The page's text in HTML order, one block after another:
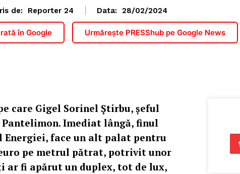
de: Reporter 24 Data: 28/02/2024
în Google Urmărește PRESShub pe Google News
care Gigel Sorinel Ştirbu, şeful
Imediat lângă, finul
face un alt palat pentru
euro pe metrul pătrat, potrivit unor
fi apărut un duplex, tot de lux,